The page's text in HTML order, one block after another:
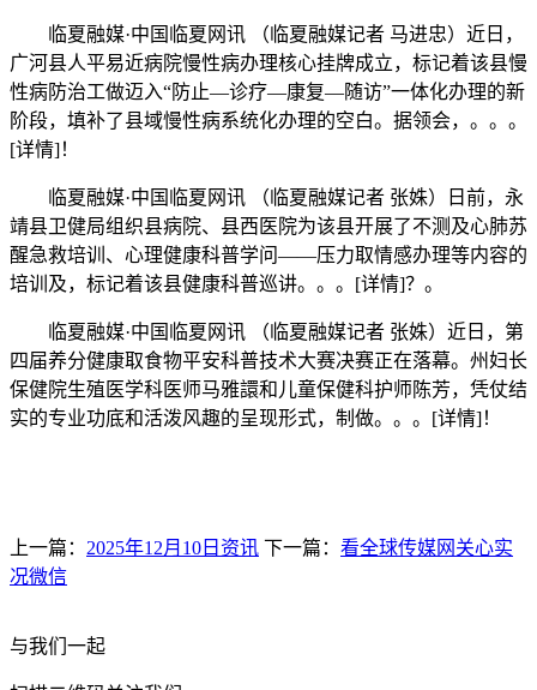
临夏融媒·中国临夏网讯 （临夏融媒记者 马进忠）近日，
广河县人平易近病院慢性病办理核心挂牌成立，标记着该县慢
性病防治工做迈入“防止—诊疗—康复—随访”一体化办理的新
阶段，填补了县域慢性病系统化办理的空白。据领会，。。。
[详情]！
临夏融媒·中国临夏网讯 （临夏融媒记者 张姝）日前，永
靖县卫健局组织县病院、县西医院为该县开展了不测及心肺苏
醒急救培训、心理健康科普学问——压力取情感办理等内容的
培训及，标记着该县健康科普巡讲。。。[详情]？。
临夏融媒·中国临夏网讯 （临夏融媒记者 张姝）近日，第
四届养分健康取食物平安科普技术大赛决赛正在落幕。州妇长
保健院生殖医学科医师马雅譞和儿童保健科护师陈芳，凭仗结
实的专业功底和活泼风趣的呈现形式，制做。。。[详情]！
上一篇： 2025年12月10日资讯 下一篇： 看全球传媒网关心实
况微信
与我们一起